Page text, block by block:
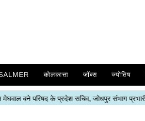
कोलकात्ता जॉब्स ज्योतिष